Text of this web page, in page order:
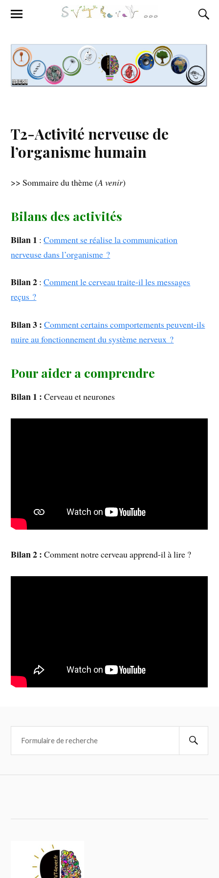
T2-Activité nerveuse de
l’organisme humain
>> Sommaire du thème (A venir)
Bilans des activités
Bilan 1 :Comment se réalise la communication
nerveuse dans l’organisme ?
Bilan 2 :Comment le cerveau traite-il les messages
reçus ?
Bilan 3 : Comment certains comportements peuvent-ils
nuire au fonctionnement du système nerveux ?
Pour aider a comprendre
Bilan 1 : Cerveau et neurones
Bilan 2 : Comment notre cerveau apprend-il à lire ?